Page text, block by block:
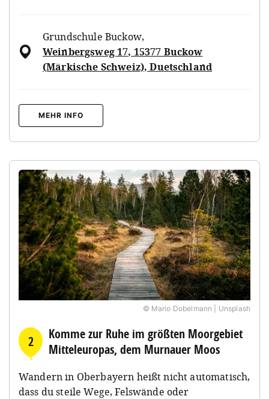
Grundschule Buckow,
Weinbergsweg 17, 15377 Buckow
(Märkische Schweiz), Duetschland
MEHR INFO
© Mario Dobelmann | Unsplash
2
Komme zur Ruhe im größten Moorgebiet
Mitteleuropas, dem Murnauer Moos
Wandern in Oberbayern heißt nicht automatisch,
dass du steile Wege, Felswände oder